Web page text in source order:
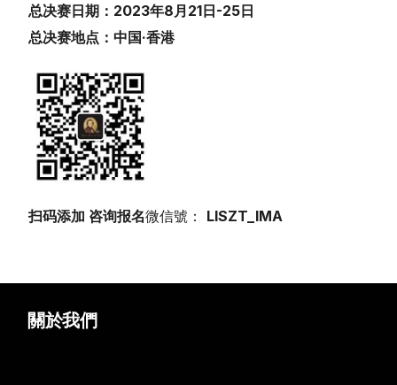
总决赛日期：2023年8月21日-25日
总决赛地点：中国·香港
扫码添加 咨询报名微信號： LISZT_IMA
關於我們